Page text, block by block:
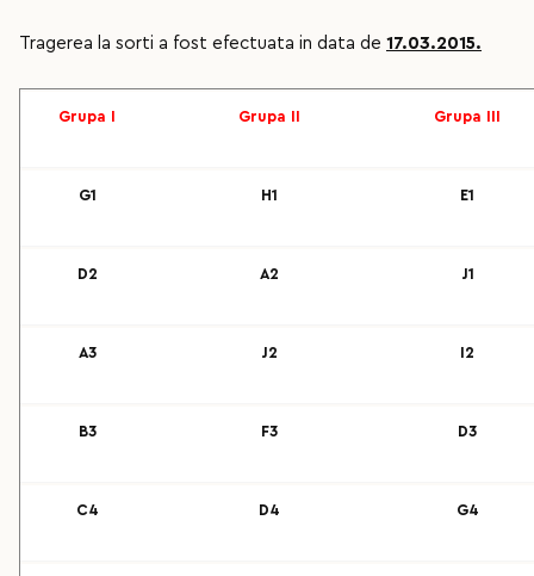
Tragerea la sorti a fost efectuata in data de 17.03.2015.
Grupa I Grupa II Grupa III
G1 H1 E1
D2 A2 J1
A3 J2 I2
B3 F3 D3
C4 D4 G4